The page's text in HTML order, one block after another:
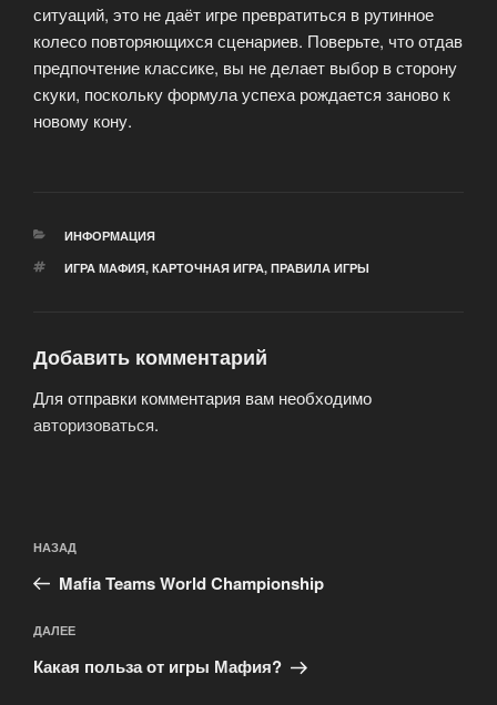
ситуаций, это не даёт игре превратиться в рутинное
колесо повторяющихся сценариев. Поверьте, что отдав
предпочтение классике, вы не делает выбор в сторону
скуки, поскольку формула успеха рождается заново к
новому кону.
РУБРИКИ
ИНФОРМАЦИЯ
МЕТКИ
ИГРА МАФИЯ, КАРТОЧНАЯ ИГРА, ПРАВИЛА ИГРЫ
Добавить комментарий
Для отправки комментария вам необходимо
авторизоваться.
по
записям
Предыдущая
запись:
НАЗАД
Mafia Teams World Championship
Следующая
запись
ДАЛЕЕ
Какая польза от игры Мафия?